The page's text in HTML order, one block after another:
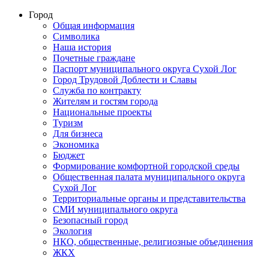
Город
Общая информация
Символика
Наша история
Почетные граждане
Паспорт муниципального округа Сухой Лог
Город Трудовой Доблести и Славы
Служба по контракту
Жителям и гостям города
Национальные проекты
Туризм
Для бизнеса
Экономика
Бюджет
Формирование комфортной городской среды
Общественная палата муниципального округа
Сухой Лог
Территориальные органы и представительства
СМИ муниципального округа
Безопасный город
Экология
НКО, общественные, религиозные объединения
ЖКХ